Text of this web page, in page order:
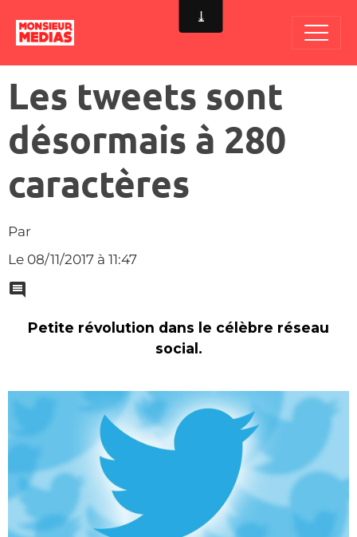
Les tweets sont
désormais à 280
caractères
Par
Le 08/11/2017 à 11:47
Petite révolution dans le célèbre réseau
social.